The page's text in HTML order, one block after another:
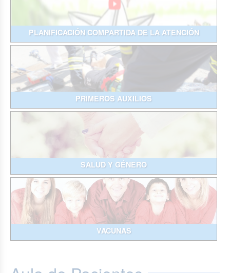
PLANIFICACIÓN COMPARTIDA DE LA ATENCIÓN
PRIMEROS AUXILIOS
SALUD Y GÉNERO
VACUNAS